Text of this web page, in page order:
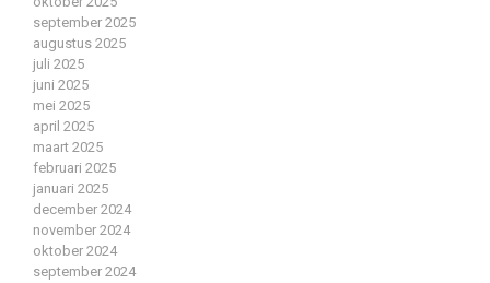
september 2025
augustus 2025
juli 2025
juni 2025
mei 2025
april 2025
maart 2025
februari 2025
januari 2025
december 2024
november 2024
oktober 2024
september 2024